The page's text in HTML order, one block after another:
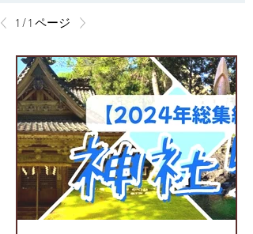
1 / 1 ページ